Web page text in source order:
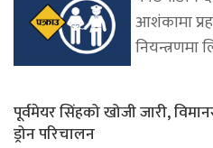
आशंकामा
नियन्त्रणमा
पूर्वमेयर सिंहको खोजी जारी,
ड्रोन परिचालन